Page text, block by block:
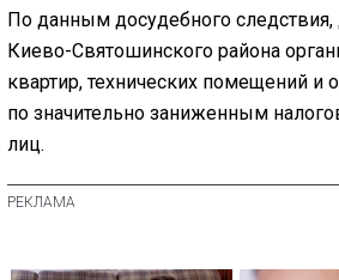
По данным досудебного
Киево-Святошинского района
квартир, технических помещений
по значительно заниженным
лиц.